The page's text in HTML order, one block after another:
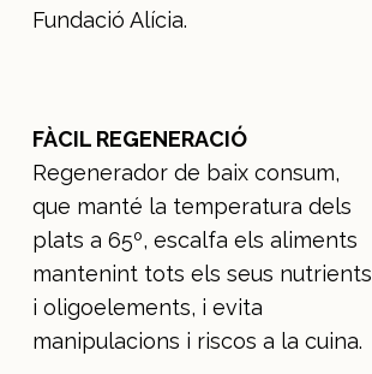
Fundació Alícia.
FÀCIL REGENERACIÓ
Regenerador de baix consum,
que manté la temperatura dels
plats a 65º, escalfa els aliments
mantenint tots els seus nutrients
i oligoelements, i evita
manipulacions i riscos a la cuina.